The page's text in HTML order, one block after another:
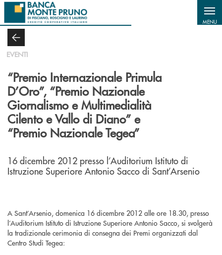
Salta al contenuto principale
MENU
EVENTI
“Premio Internazionale Primula
D’Oro”, “Premio Nazionale
Giornalismo e Multimedialità
Cilento e Vallo di Diano” e
“Premio Nazionale Tegea”
16 dicembre 2012 presso l’Auditorium Istituto di
Istruzione Superiore Antonio Sacco di Sant’Arsenio
A Sant’Arsenio, domenica 16 dicembre 2012 alle ore 18.30, presso
l’Auditorium Istituto di Istruzione Superiore Antonio Sacco, si svolgerà
la tradizionale cerimonia di consegna dei Premi organizzati dal
Centro Studi Tegea: